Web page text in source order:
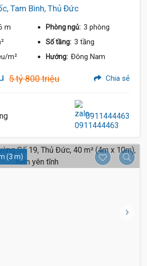
Tam Bình, Thủ Đức
m Phòng ngủ: 3 phòng
Số tầng: 3 tầng
m² Hướng: Đông Nam
5 tỷ 800 triệu Chia sẻ
0911444463
(3 m)